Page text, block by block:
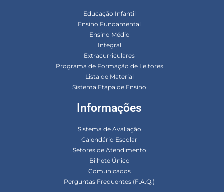
Educação Infantil
Ensino Fundamental
Ensino Médio
Integral
Extracurriculares
Programa de Formação de Leitores
Lista de Material
Sistema Etapa de Ensino
Informações
Sistema de Avaliação
Calendário Escolar
Setores de Atendimento
Bilhete Único
Comunicados
Perguntas Frequentes (F.A.Q.)